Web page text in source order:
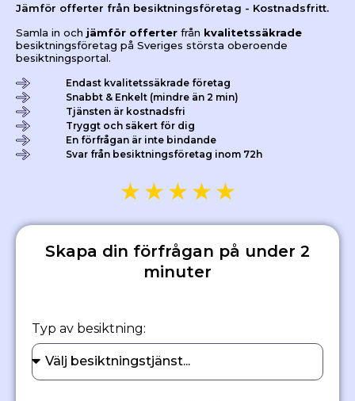
Jämför offerter från besiktningsföretag - Kostnadsfritt.
Samla in och jämför offerter från kvalitetssäkrade
besiktningsföretag på Sveriges största oberoende
besiktningsportal.
Endast kvalitetssäkrade företag
Snabbt & Enkelt (mindre än 2 min)
Tjänsten är kostnadsfri
Tryggt och säkert för dig
En förfrågan är inte bindande
Svar från besiktningsföretag inom 72h
★ ★ ★ ★ ★
Skapa din förfrågan på under 2
minuter
Typ av besiktning: